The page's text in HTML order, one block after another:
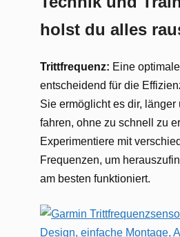
holst du alles
Trittfrequenz: Eine
entscheidend für die
Sie ermöglicht es dir, länger
fahren, ohne zu schnell zu
Experimentiere mit
Frequenzen, um
am besten funktioniert.